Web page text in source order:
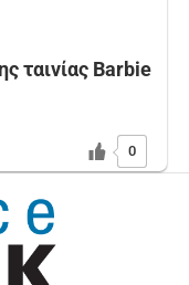
ταινίας Barbie
0